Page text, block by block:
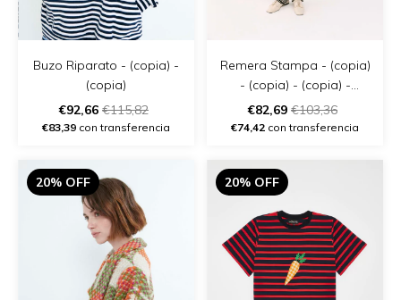
Buzo Riparato - (copia) -
(copia)
€92,66 €115,82
€83,39 con transferencia
Remera Stampa - (copia)
- (copia) - (copia) -
(copia) - (copia) - (copia)
€82,69 €103,36
€74,42 con transferencia
20% OFF 20% OFF